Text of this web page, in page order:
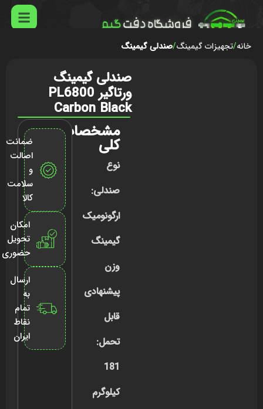
خانه تجهیزات گیمینگ صندلی گیمینگ
صندلی گیمینگ
ورتاگیر PL6800
Carbon Black
مشخصات
کلی
نوع
صندلی:
ارگونومیک
گیمینگ
وزن
پیشنهادی
قابل
تحمل:
181
کیلوگرم
ضمانت
اصالت
و
سلامت
کالا
امکان
تحویل
حضوری
ارسال
به
تمام
نقاط
ایران